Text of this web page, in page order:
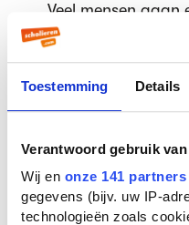
Toestemming Details
Verantwoord gebruik
Wij en onze 141 partners
gegevens (bijv. uw IP-
technologieën zoals
Veel mensen
meiden valt,
geweest op een
dat nou weten?
verliefd ben
Alles op z'n tijd. En
word, is het ook
nog een eenzaam